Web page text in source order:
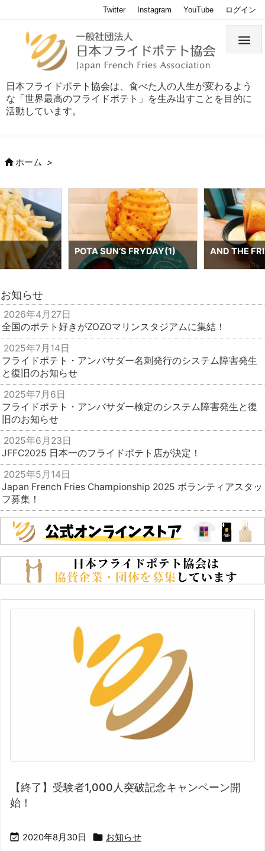
日本フライドポテト協会は、食べた人の人生が変わるよう
な「世界最高のフライドポテト」を生み出すことを目的に
活動しています。

Twitter Instagram YouTube ログイン
ホーム >
AND THE FRIET(1) 公式オンラ
お知らせ
2026年4月27日
全国のポテト好きがZOZOマリンスタジアムに集結！
2025年7月14日
フライドポテト・アンバサダー名刺発行のシステム障害発生
と復旧のお知らせ
2025年7月6日
フライドポテト・アンバサダー検定のシステム障害発生と復
旧のお知らせ
2025年6月23日
JFFC2025 日本一のフライドポテト店が決定！
2025年5月14日
Japan French Fries Championship 2025 ボランティアスタッ
フ募集！
【終了】受験者1,000人突破記念キャンペーン開
始！
 2020年8月30日  お知らせ